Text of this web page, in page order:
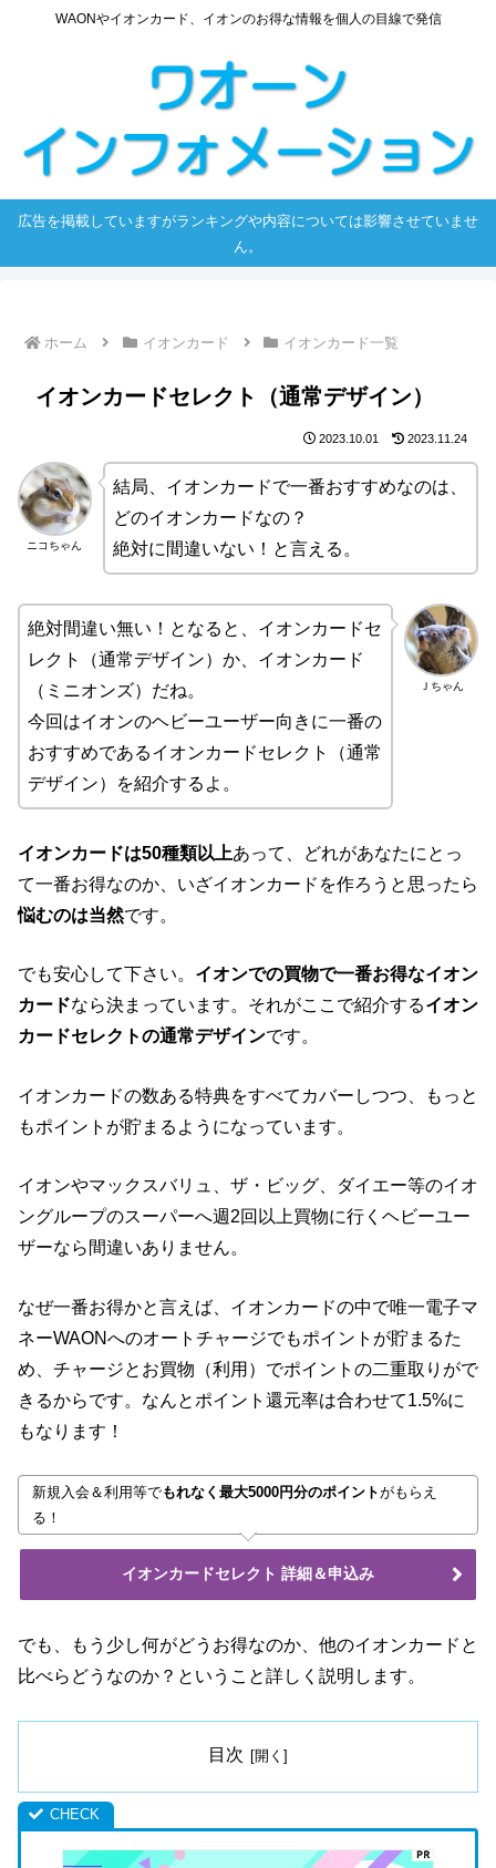
WAONやイオンカード、イオンのお得な情報を個人の目線で発信
広告を掲載していますがランキングや内容については影響させていませ
ん。
ホーム イオンカード イオンカード一覧
イオンカードセレクト（通常デザイン）
2023.10.01 2023.11.24
ニコちゃん
結局、イオンカードで一番おすすめなのは、
どのイオンカードなの？
絶対に間違いない！と言える。
Ｊちゃん
絶対間違い無い！となると、イオンカードセ
レクト（通常デザイン）か、イオンカード
（ミニオンズ）だね。
今回はイオンのヘビーユーザー向きに一番の
おすすめであるイオンカードセレクト（通常
デザイン）を紹介するよ。
イオンカードは50種類以上あって、どれがあなたにとっ
て一番お得なのか、いざイオンカードを作ろうと思ったら
悩むのは当然です。
でも安心して下さい。 イオンでの買物で一番お得なイオン
カードなら決まっています。それがここで紹介するイオン
カードセレクトの通常デザインです。
イオンカードの数ある特典をすべてカバーしつつ、もっと
もポイントが貯まるようになっています。
イオンやマックスバリュ、ザ・ビッグ、ダイエー等のイオ
ングループのスーパーへ週2回以上買物に行くヘビーユー
ザーなら間違いありません。
なぜ一番お得かと言えば、イオンカードの中で唯一電子マ
ネーWAONへのオートチャージでもポイントが貯まるた
め、チャージとお買物（利用）でポイントの二重取りがで
きるからです。なんとポイント還元率は合わせて1.5%に
もなります！
新規入会＆利用等でもれなく最大5000円分のポイントがもらえ
る！
イオンカードセレクト 詳細＆申込み
でも、もう少し何がどうお得なのか、他のイオンカードと
比べらどうなのか？ということ詳しく説明します。
目次